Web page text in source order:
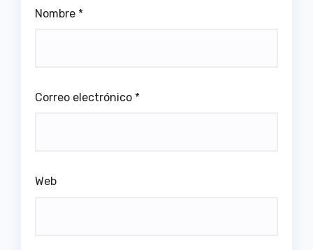
Nombre *
Correo electrónico *
Web